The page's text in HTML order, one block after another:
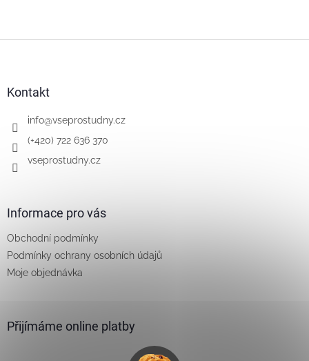
Kontakt
info@vseprostudny.cz
(+420) 722 636 370
vseprostudny.cz
Informace pro vás
Obchodní podmínky
Podmínky ochrany osobních údajů
Moje objednávka
Přijímáme online platby